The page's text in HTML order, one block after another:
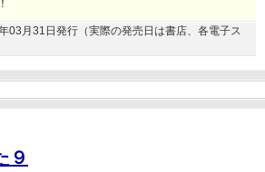
03月31日発行（実際の発売日は書店、各電子ス
９